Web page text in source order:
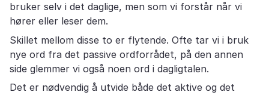
bruker selv i det daglige, men som vi forstår når vi
hører eller leser dem.
Skillet mellom disse to er flytende. Ofte tar vi i bruk
nye ord fra det passive ordforrådet, på den annen
side glemmer vi også noen ord i dagligtalen.
Det er nødvendig å utvide både det aktive og det